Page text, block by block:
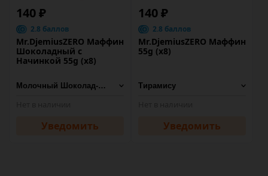
140 ₽
2.8 баллов
Mr.DjemiusZERO Маффин
Шоколадный с
Начинкой 55g (х8)
Уведомить
140 ₽
2.8 баллов
Mr.DjemiusZERO Маффин
55g (х8)
Уведомить